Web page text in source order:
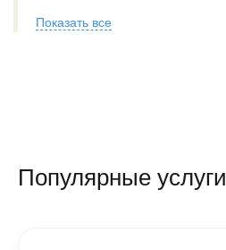
Показать все
Популярные услуги